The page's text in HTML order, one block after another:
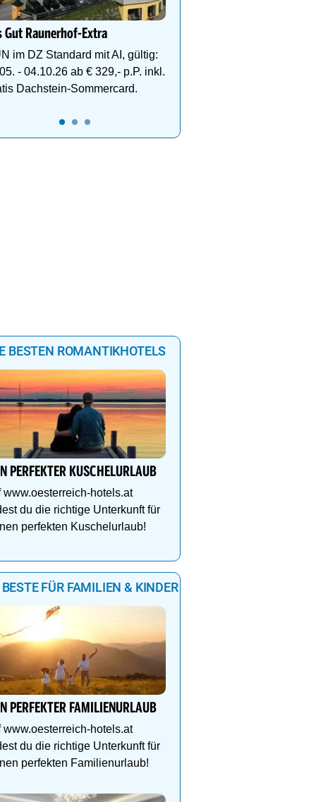
Gut Raunerhof-Extra
im DZ Standard mit AI, gültig:
- 04.10.26 ab € 329,- p.P. inkl.
Dachstein-Sommercard.
BESTEN ROMANTIKHOTELS
PERFEKTER KUSCHELURLAUB
www.oesterreich-hotels.at
du die richtige Unterkunft für
perfekten Kuschelurlaub!
FÜR FAMILIEN & KINDER
PERFEKTER FAMILIENURLAUB
www.oesterreich-hotels.at
du die richtige Unterkunft für
perfekten Familienurlaub!